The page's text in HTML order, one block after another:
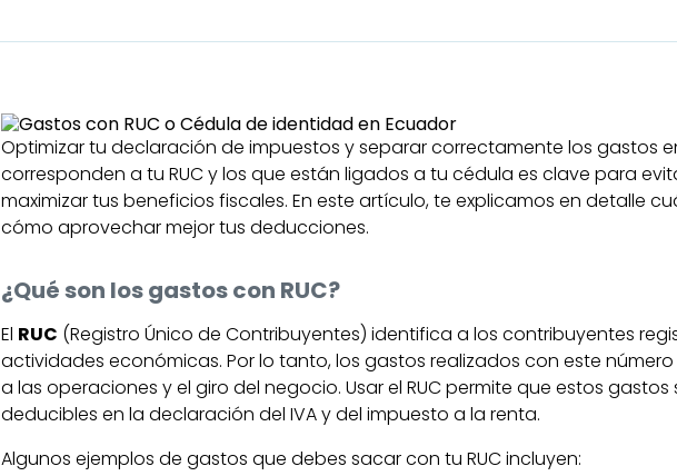
Optimizar tu declaración de impuestos y separar correctamente los gastos
corresponden a tu RUC y los que están ligados a tu cédula es clave para
maximizar tus beneficios fiscales. En este artículo, te explicamos en detalle
cómo aprovechar mejor tus deducciones.
¿Qué son los gastos con RUC?
El RUC (Registro Único de Contribuyentes) identifica a los contribuyentes
actividades económicas. Por lo tanto, los gastos realizados con este
a las operaciones y el giro del negocio. Usar el RUC permite que estos
deducibles en la declaración del IVA y del impuesto a la renta.
Algunos ejemplos de gastos que debes sacar con tu RUC incluyen: